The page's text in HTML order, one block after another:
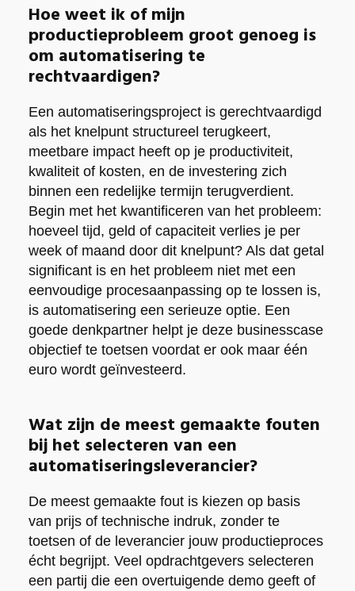
Hoe weet ik of mijn
productieprobleem groot genoeg is
om automatisering te
rechtvaardigen?
Een automatiseringsproject is gerechtvaardigd
als het knelpunt structureel terugkeert,
meetbare impact heeft op je productiviteit,
kwaliteit of kosten, en de investering zich
binnen een redelijke termijn terugverdient.
Begin met het kwantificeren van het probleem:
hoeveel tijd, geld of capaciteit verlies je per
week of maand door dit knelpunt? Als dat getal
significant is en het probleem niet met een
eenvoudige procesaanpassing op te lossen is,
is automatisering een serieuze optie. Een
goede denkpartner helpt je deze businesscase
objectief te toetsen voordat er ook maar één
euro wordt geïnvesteerd.
Wat zijn de meest gemaakte fouten
bij het selecteren van een
automatiseringsleverancier?
De meest gemaakte fout is kiezen op basis
van prijs of technische indruk, zonder te
toetsen of de leverancier jouw productieproces
écht begrijpt. Veel opdrachtgevers selecteren
een partij die een overtuigende demo geeft of